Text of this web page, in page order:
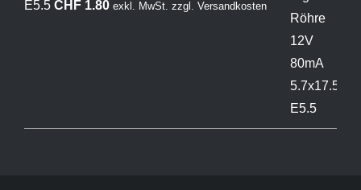
E5.5 CHF1.80 exkl. MwSt. zzgl. Versandkosten